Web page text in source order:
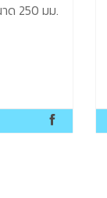
ด 250 มม.